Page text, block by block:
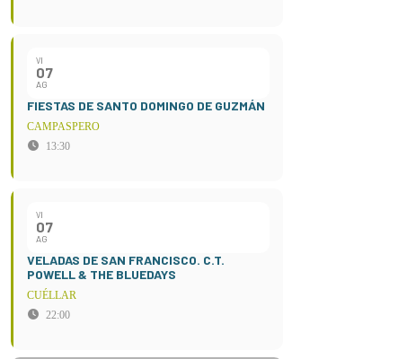
VI
07
AG
FIESTAS DE SANTO DOMINGO DE GUZMÁN
CAMPASPERO
13:30
VI
07
AG
VELADAS DE SAN FRANCISCO. C.T.
POWELL & THE BLUEDAYS
CUÉLLAR
22:00